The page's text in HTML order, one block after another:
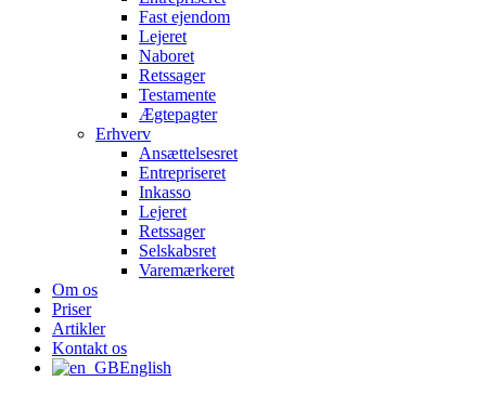
Fast ejendom
Lejeret
Naboret
Retssager
Testamente
Ægtepagter
Erhverv
Ansættelsesret
Entrepriseret
Inkasso
Lejeret
Retssager
Selskabsret
Varemærkeret
Om os
Priser
Artikler
Kontakt os
English